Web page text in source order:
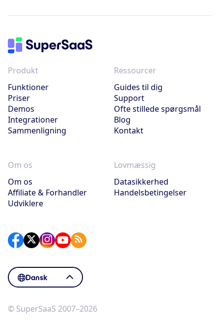
Produkt
Funktioner
Priser
Demos
Integrationer
Sammenligning
Ressourcer
Guides til dig
Support
Ofte stillede spørgsmål
Blog
Kontakt
Om os
Om os
Affiliate & Forhandler
Udviklere
Lovmæssig
Datasikkerhed
Handelsbetingelser
Dansk
© SuperSaaS 2007–2026